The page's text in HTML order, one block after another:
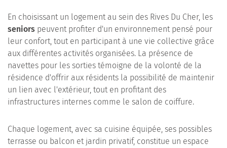
En choisissant un logement au sein des Rives Du Cher, les
seniors peuvent profiter d'un environnement pensé pour
leur confort, tout en participant à une vie collective grâce
aux différentes activités organisées. La présence de
navettes pour les sorties témoigne de la volonté de la
résidence d'offrir aux résidents la possibilité de maintenir
un lien avec l'extérieur, tout en profitant des
infrastructures internes comme le salon de coiffure.
Chaque logement, avec sa cuisine équipée, ses possibles
terrasse ou balcon et jardin privatif, constitue un espace